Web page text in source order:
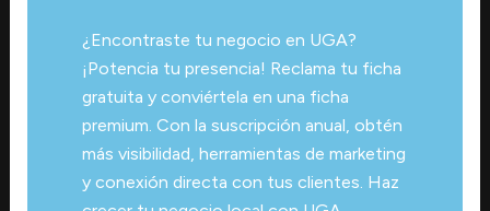
¿Encontraste tu negocio en UGA?
¡Potencia tu presencia! Reclama tu ficha
gratuita y conviértela en una ficha
premium. Con la suscripción anual, obtén
más visibilidad, herramientas de marketing
y conexión directa con tus clientes. Haz